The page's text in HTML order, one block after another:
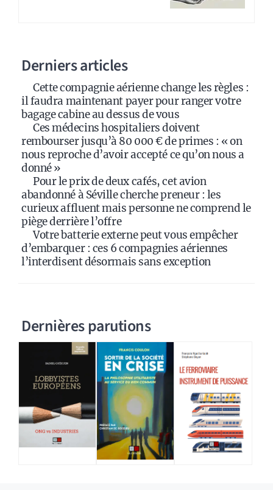
Derniers articles
Cette compagnie aérienne change les règles :
il faudra maintenant payer pour ranger votre
bagage cabine au dessus de vous
Ces médecins hospitaliers doivent
rembourser jusqu’à 80 000 € de primes : « on
nous reproche d’avoir accepté ce qu’on nous a
donné »
Pour le prix de deux cafés, cet avion
abandonné à Séville cherche preneur : les
curieux affluent mais personne ne comprend le
piège derrière l’offre
Votre batterie externe peut vous empêcher
d’embarquer : ces 6 compagnies aériennes
l’interdisent désormais sans exception
Dernières parutions